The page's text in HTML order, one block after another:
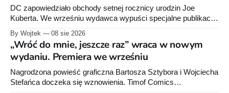
DC zapowiedziało obchody setnej rocznicy urodzin Joe
Kuberta. We wrześniu wydawca wypuści specjalne publikacje
sprzedaży niemal dokładnie w dniu jego urodzin.
By Wojtek 08 sie 2026
„Wróć do mnie, jeszcze raz” wraca w nowym
wydaniu. Premiera we wrześniu
Nagrodzona powieść graficzna Bartosza Sztybora i Wojciecha
Stefańca doczeka się wznowienia. Timof Comics